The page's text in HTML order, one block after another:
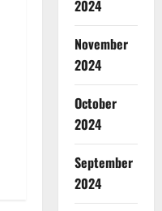
2024
November
2024
October
2024
September
2024